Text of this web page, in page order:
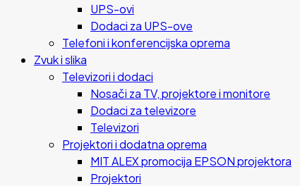
UPS-ovi
Dodaci za UPS-ove
Telefoni i konferencijska oprema
Zvuk i slika
Televizori i dodaci
Nosači za TV, projektore i monitore
Dodaci za televizore
Televizori
Projektori i dodatna oprema
MIT ALEX promocija EPSON projektora
Projektori